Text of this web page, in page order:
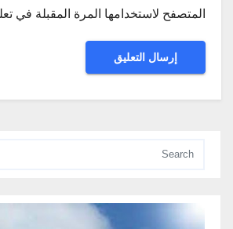
المتصفح لاستخدامها المرة المقبلة في